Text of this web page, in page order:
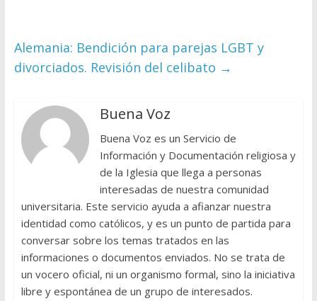
Alemania: Bendición para parejas LGBT y
divorciados. Revisión del celibato →
Buena Voz
Buena Voz es un Servicio de
Información y Documentación religiosa y
de la Iglesia que llega a personas
interesadas de nuestra comunidad
universitaria. Este servicio ayuda a afianzar nuestra
identidad como católicos, y es un punto de partida para
conversar sobre los temas tratados en las
informaciones o documentos enviados. No se trata de
un vocero oficial, ni un organismo formal, sino la iniciativa
libre y espontánea de un grupo de interesados.